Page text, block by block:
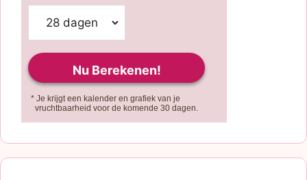
* Je krijgt een kalender en grafiek van je
vruchtbaarheid voor de komende 30 dagen.